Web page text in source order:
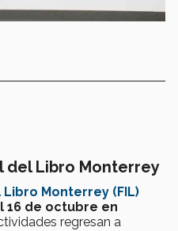
del Libro Monterrey
Monterrey (FIL)
16 de octubre en
regresan a